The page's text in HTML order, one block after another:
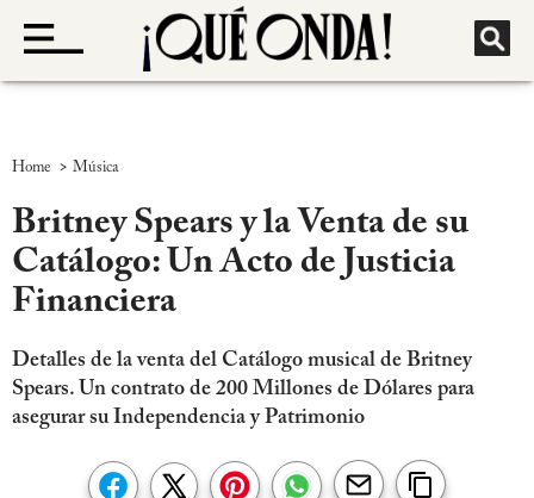
Home > Música
Britney Spears y la Venta de su
Catálogo: Un Acto de Justicia
Financiera
Detalles de la venta del Catálogo musical de Britney
Spears. Un contrato de 200 Millones de Dólares para
asegurar su Independencia y Patrimonio